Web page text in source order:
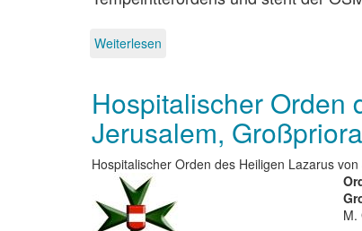
Weiterlesen
et
Militaris
Ordo
Temples
Hierosolymitani
Hospitalischer Orden
Jerusalem,
Hospitalischer Orden des Heiligen Lazarus
M.